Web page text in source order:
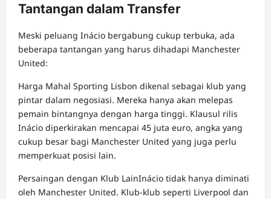
Tantangan dalam Transfer
Meski peluang Inácio bergabung cukup terbuka, ada
beberapa tantangan yang harus dihadapi Manchester
United:
Harga Mahal Sporting Lisbon dikenal sebagai klub yang
pintar dalam negosiasi. Mereka hanya akan melepas
pemain bintangnya dengan harga tinggi. Klausul rilis
Inácio diperkirakan mencapai 45 juta euro, angka yang
cukup besar bagi Manchester United yang juga perlu
memperkuat posisi lain.
Persaingan dengan Klub LainInácio tidak hanya diminati
oleh Manchester United. Klub-klub seperti Liverpool dan